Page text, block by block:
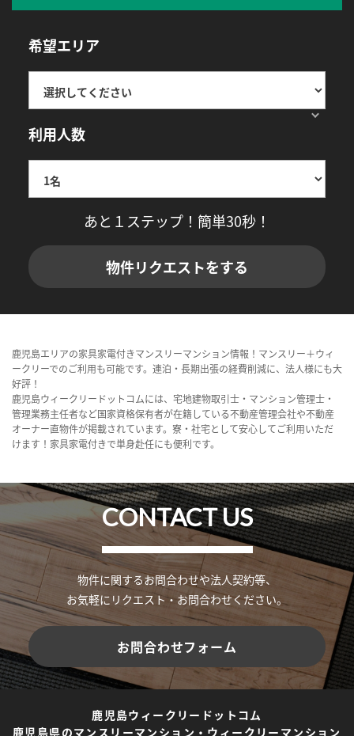
希望エリア
利用人数
あと１ステップ！簡単30秒！
物件リクエストをする
鹿児島エリアの家具家電付きマンスリーマンション情報！マンスリー＋ウィ
ークリーでのご利用も可能です。連泊・長期出張の経費削減に、法人様にも大
好評！
鹿児島ウィークリードットコムには、宅地建物取引士・マンション管理士・
管理業務主任者など国家資格保有者が在籍している不動産管理会社や不動産
オーナー直物件が掲載されています。寮・社宅として安心してご利用いただ
けます！家具家電付きで単身赴任にも便利です。
CONTACT US
物件に関するお問合わせや法人契約等、
お気軽にリクエスト・お問合わせください。
お問合わせフォーム
鹿児島ウィークリードットコム
鹿児島県のマンスリーマンション・ウィークリーマンション